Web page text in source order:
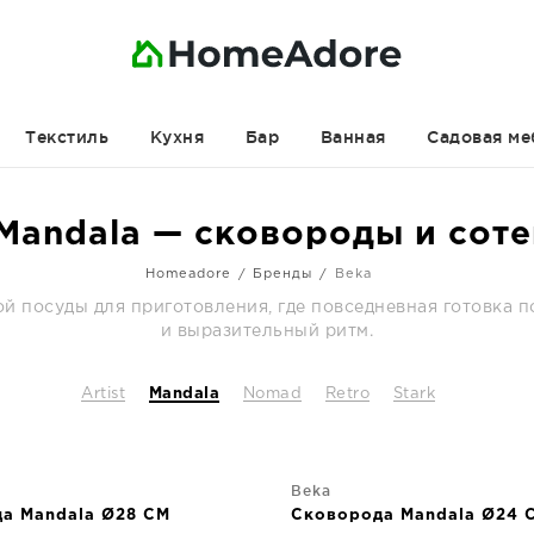
Текстиль Кухня Бар Ванная Садовая
— сковороды и
Homeadore Бренды Beka
посуды для приготовления, где повседневная готовка
и выразительный ритм.
Artist Mandala Nomad Retro Stark
Mandala Ø28 CM
Beka
Сковорода Mandala Ø24